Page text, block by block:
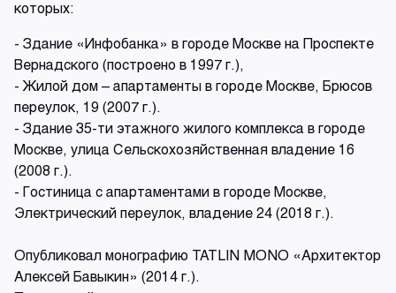
которых:
- Здание «Инфобанка» в городе Москве на Проспекте
Вернадского (построено в 1997 г.),
- Жилой дом – апартаменты в городе Москве, Брюсов
переулок, 19 (2007 г.).
- Здание 35-ти этажного жилого комплекса в городе
Москве, улица Сельскохозяйственная владение 16
(2008 г.).
- Гостиница с апартаментами в городе Москве,
Электрический переулок, владение 24 (2018 г.).
Опубликовал монографию TATLIN MONO «Архитектор
Алексей Бавыкин» (2014 г.).